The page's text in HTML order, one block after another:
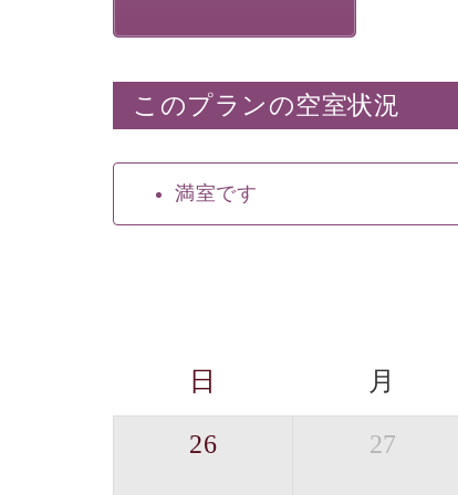
このプランの空室状況
満室です
日 月
26 27